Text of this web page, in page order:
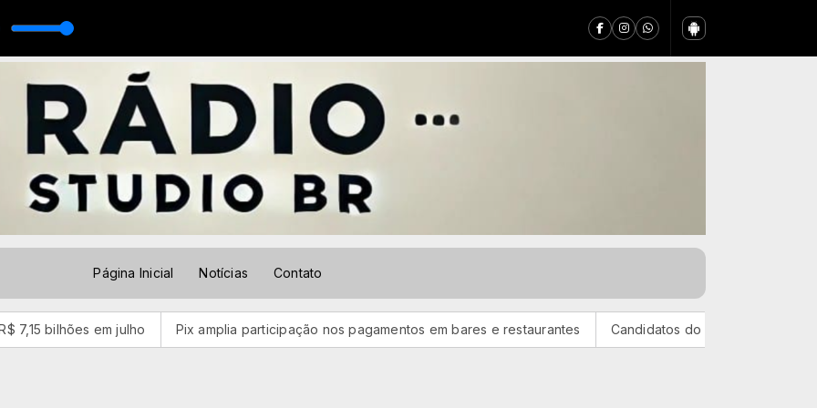
Página Inicial Notícias Contato
Pix amplia participação nos pagamentos em bares e restaurantes Candidatos do Encceja 2026 podem consultar o